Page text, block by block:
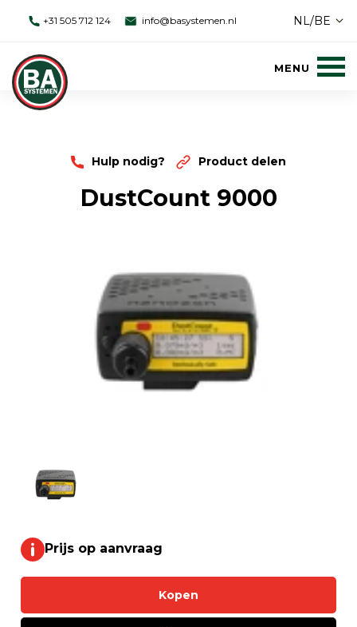
+31 505 712 124 info@basystemen.nl NL/BE
Hulp nodig? Product delen
DustCount 9000
Prijs op aanvraag
Kopen